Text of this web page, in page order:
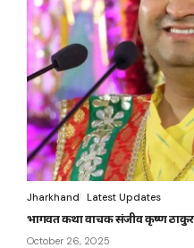
Jharkhand Latest Updates
भागवत कथा वाचक संजीव कृष्ण ठाकुर
October 26, 2025